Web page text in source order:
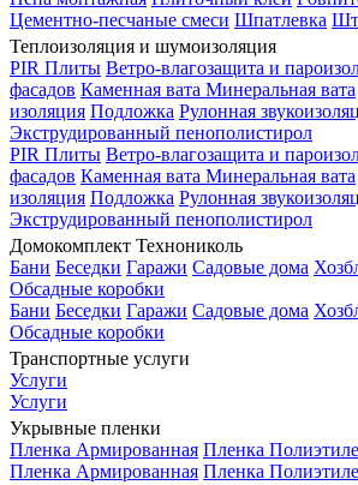
Цементно-песчаные смеси Шпатлевка
Теплоизоляция и шумоизоляция
PIR Плиты Ветро-влагозащита и
фасадов Каменная вата Минеральная вата
изоляция Подложка Рулонная
Экструдированный пенополистирол
PIR Плиты Ветро-влагозащита и
фасадов Каменная вата Минеральная вата
изоляция Подложка Рулонная
Экструдированный пенополистирол
Домокомплект Технониколь
Бани Беседки Гаражи Садовые дома
Обсадные коробки
Бани Беседки Гаражи Садовые дома
Обсадные коробки
Транспортные услуги
Услуги
Услуги
Укрывные пленки
Пленка Армированная Пленка
Пленка Армированная Пленка